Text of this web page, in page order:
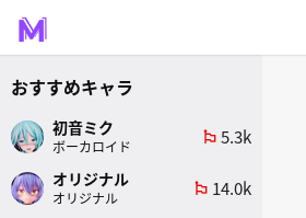
おすすめキャラ
初音ミク
ボーカロイド
emoji_flags 5.3k
オリジナル
オリジナル
emoji_flags 14.0k